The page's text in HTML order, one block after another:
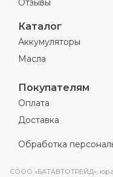
Отзывы
Каталог
Аккумуляторы
Масла
Покупателям
Оплата
Доставка
Обработка
СООО «БАТАВТОТРЕЙД»,